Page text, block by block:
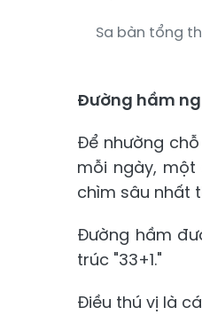
Sa bàn tổng
Đường hầm
Để nhường
mỗi ngày,
chìm sâu nhất
Đường hầm
trúc "33+1."
Điều thú vị là